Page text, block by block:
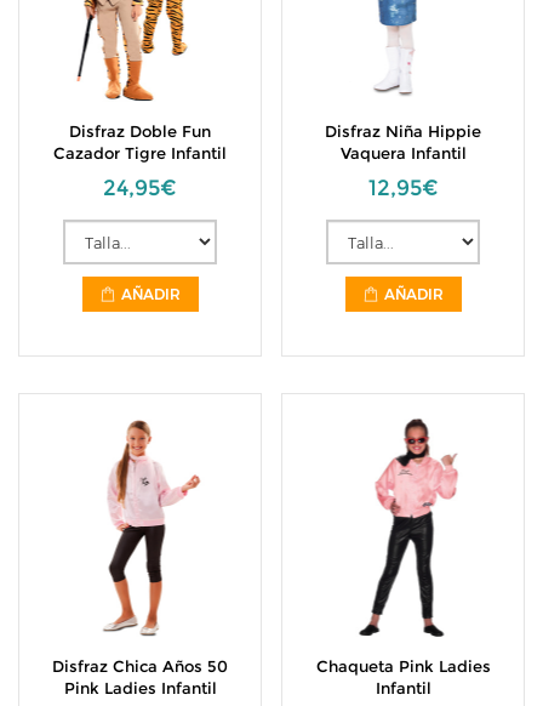
Disfraz Doble Fun
Cazador Tigre Infantil
24,95€
AÑADIR
Disfraz Niña Hippie
Vaquera Infantil
12,95€
AÑADIR
Disfraz Chica Años 50
Pink Ladies Infantil
Chaqueta Pink Ladies
Infantil